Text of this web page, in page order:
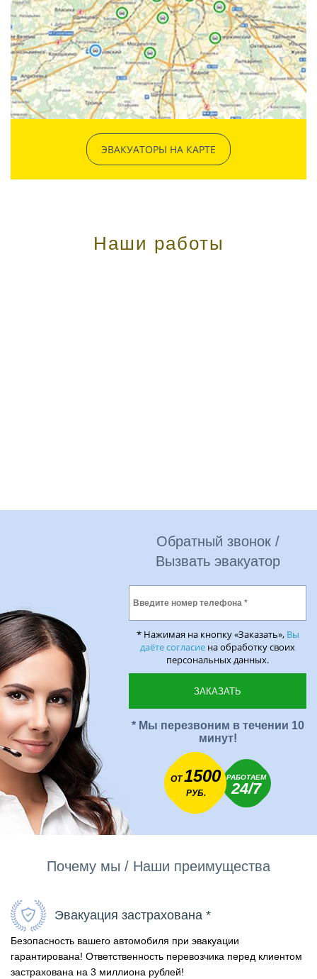
ЭВАКУАТОРЫ НА КАРТЕ
Наши работы
Обратный звонок /
Вызвать эвакуатор
* Нажимая на кнопку «Заказать», Вы
даёте согласие на обработку своих
персональных данных.
* Мы перезвоним в течении 10
минут!
ОТ1500
РУБ.
РАБОТАЕМ
24/7
Почему мы / Наши преимущества
Эвакуация застрахована *
Безопасность вашего автомобиля при эвакуации
гарантирована! Ответственность перевозчика перед клиентом
застрахована на 3 миллиона рублей!